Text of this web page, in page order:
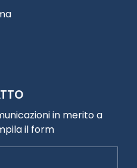
in merito a
il form